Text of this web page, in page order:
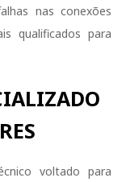
nas conexões
qualificados para
voltado para